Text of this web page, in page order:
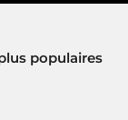
populaires